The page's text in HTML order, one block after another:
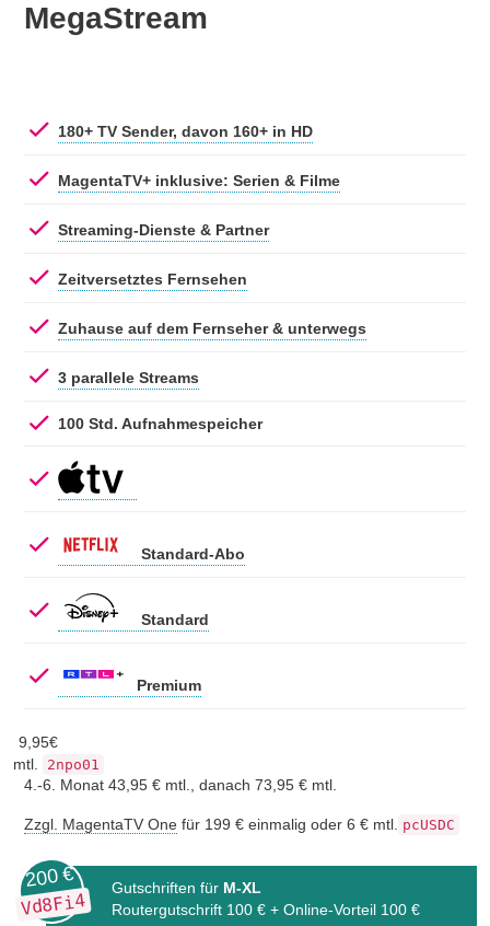
MegaStream
180+ TV Sender, davon 160+ in HD
MagentaTV+ inklusive: Serien & Filme
Streaming-Dienste & Partner
Zeitversetztes Fernsehen
Zuhause auf dem Fernseher & unterwegs
3 parallele Streams
100 Std. Aufnahmespeicher
Standard-Abo
Standard
Premium
9, 95€
mtl.
2npo01
4.-6. Monat 43,95 € mtl., danach 73,95 € mtl.
Zzgl. MagentaTV One für 199 € einmalig oder 6 € mtl. pcUSDC
200 €
Vd8Fi4
Gutschriften für M-XL
Routergutschrift 100 € + Online-Vorteil 100 €